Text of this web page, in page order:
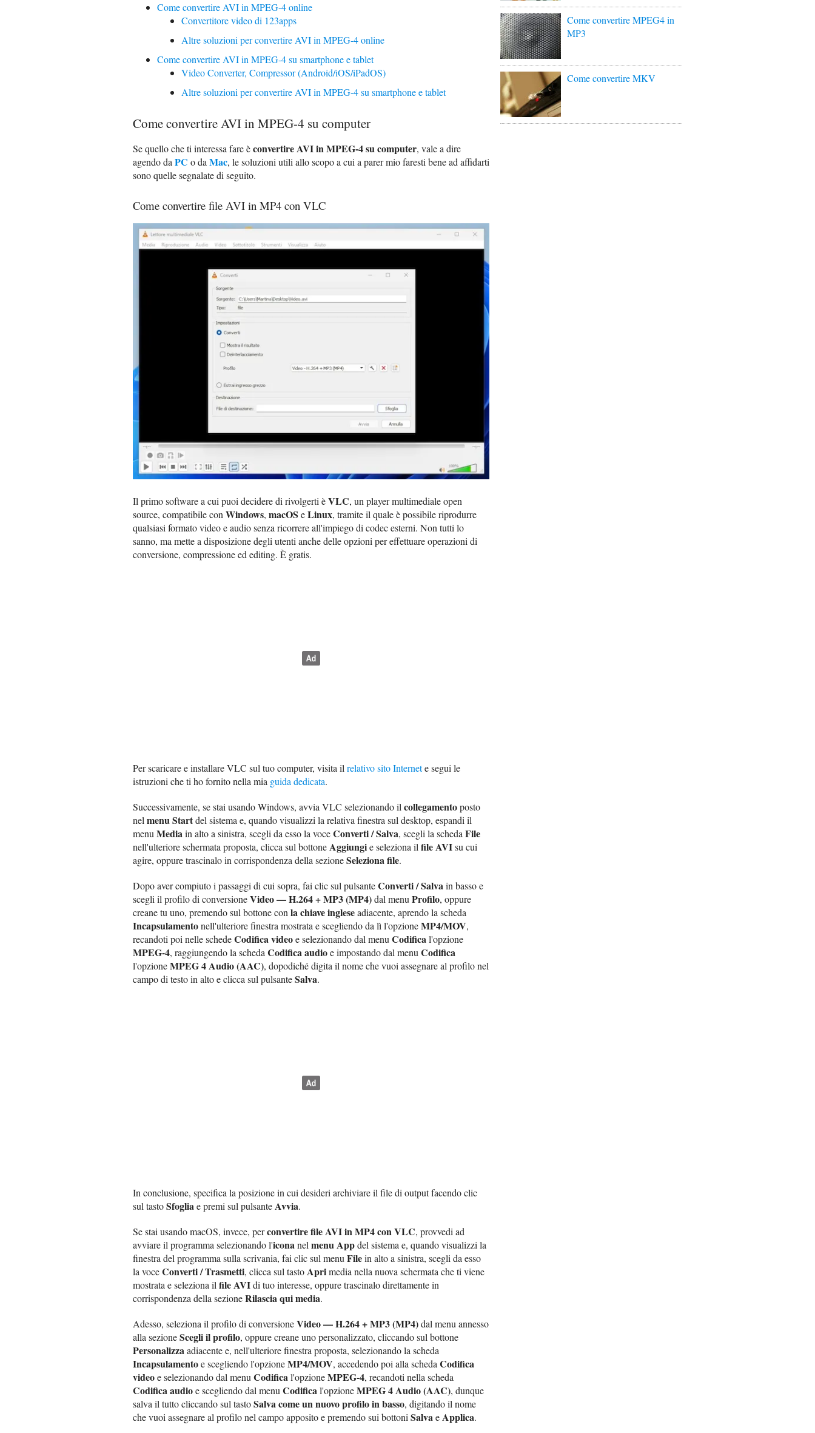
Come convertire AVI in MPEG-4 online
Convertitore video di 123apps
Altre soluzioni per convertire AVI in MPEG-4 online
Come convertire AVI in MPEG-4 su smartphone e tablet
Video Converter, Compressor (Android/iOS/iPadOS)
Altre soluzioni per convertire AVI in MPEG-4 su smartphone e tablet
Come convertire AVI in MPEG-4 su computer
Se quello che ti interessa fare èconvertire AVI in MPEG-4 su computer, vale a dire
agendo da PC o da Mac, le soluzioni utili allo scopo a cui a parer mio faresti bene ad affidarti
sono quelle segnalate di seguito.
Come convertire file AVI in MP4 con VLC
Il primo software a cui puoi decidere di rivolgerti èVLC, un player multimediale open
source, compatibile conWindows, macOS eLinux, tramite il quale è possibile riprodurre
qualsiasi formato video e audio senza ricorrere all'impiego di codec esterni. Non tutti lo
sanno, ma mette a disposizione degli utenti anche delle opzioni per effettuare operazioni di
conversione, compressione ed editing. È gratis.
Per scaricare e installare VLC sul tuo computer, visita ilrelativo sito Internete segui le
istruzioni che ti ho fornito nella mia guida dedicata.
Successivamente, se stai usando Windows, avvia VLC selezionando ilcollegamentoposto
nelmenu Startdel sistema e, quando visualizzi la relativa finestra sul desktop, espandi il
menuMediain alto a sinistra, scegli da esso la voceConverti / Salva, scegli la schedaFile
nell'ulteriore schermata proposta, clicca sul bottoneAggiungie seleziona ilfile AVIsu cui
agire, oppure trascinalo in corrispondenza della sezioneSeleziona file.
Dopo aver compiuto i passaggi di cui sopra, fai clic sul pulsanteConverti / Salvain basso e
scegli il profilo di conversioneVideo — H.264 + MP3 (MP4)dal menuProfilo, oppure
creane tu uno, premendo sul bottone conla chiave ingleseadiacente, aprendo la scheda
Incapsulamentonell'ulteriore finestra mostrata e scegliendo da lì l'opzioneMP4/MOV,
recandoti poi nelle schedeCodifica videoe selezionando dal menuCodifical'opzione
MPEG-4, raggiungendo la schedaCodifica audioe impostando dal menuCodifica
l'opzioneMPEG 4 Audio (AAC), dopodiché digita il nome che vuoi assegnare al profilo nel
campo di testo in alto e clicca sul pulsanteSalva.
In conclusione, specifica la posizione in cui desideri archiviare il file di output facendo clic
sul tastoSfogliae premi sul pulsanteAvvia.
Se stai usando macOS, invece, perconvertire file AVI in MP4 con VLC, provvedi ad
avviare il programma selezionando l'iconanelmenu Appdel sistema e, quando visualizzi la
finestra del programma sulla scrivania, fai clic sul menuFilein alto a sinistra, scegli da esso
la voceConverti / Trasmetti, clicca sul tastoAprimedia nella nuova schermata che ti viene
mostrata e seleziona ilfile AVIdi tuo interesse, oppure trascinalo direttamente in
corrispondenza della sezioneRilascia qui media.
Adesso, seleziona il profilo di conversioneVideo — H.264 + MP3 (MP4)dal menu annesso
alla sezioneScegli il profilo, oppure creane uno personalizzato, cliccando sul bottone
Personalizzaadiacente e, nell'ulteriore finestra proposta, selezionando la scheda
Incapsulamentoe scegliendo l'opzioneMP4/MOV, accedendo poi alla schedaCodifica
videoe selezionando dal menuCodifical'opzioneMPEG-4, recandoti nella scheda
Codifica audioe scegliendo dal menuCodifical'opzioneMPEG 4 Audio (AAC), dunque
salva il tutto cliccando sul tastoSalva come un nuovo profilo in basso, digitando il nome
che vuoi assegnare al profilo nel campo apposito e premendo sui bottoniSalvaeApplica.
Come convertire MPEG4 in
MP3
Come convertire MKV